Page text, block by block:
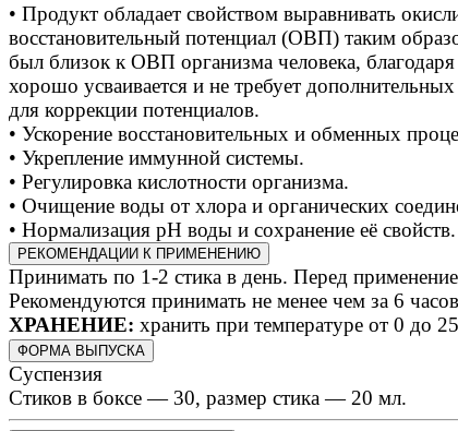
• Продукт обладает свойством выравнивать
восстановительный потенциал (ОВП) таким
был близок к ОВП организма человека,
хорошо усваивается и не требует дополнительных
для коррекции потенциалов.
• Ускорение восстановительных и обменных
• Укрепление иммунной системы.
• Регулировка кислотности организма.
• Очищение воды от хлора и органических
• Нормализация pH воды и сохранение её свойств.
РЕКОМЕНДАЦИИ К ПРИМЕНЕНИЮ
Принимать по 1-2 стика в день. Перед
Рекомендуются принимать не менее чем за 6
ХРАНЕНИЕ: хранить при температуре от 0 до
ФОРМА ВЫПУСКА
Суспензия
Стиков в боксе — 30, размер стика — 20 мл.